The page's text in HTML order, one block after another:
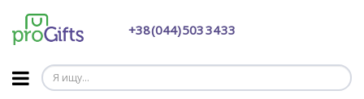
+38 (044) 503 34 33